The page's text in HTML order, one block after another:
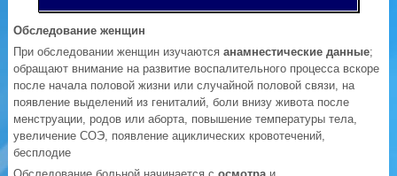
Обследование женщин
При обследовании женщин изучаютсяанамнестические данные;
обращают внимание на развитие воспалительного процесса вскоре
после начала половой жизни или случайной половой связи, на
появление выделений из гениталий, боли внизу живота после
менструации, родов или аборта, повышение температуры тела,
увеличение СОЭ, появление ациклических кровотечений,
бесплодие